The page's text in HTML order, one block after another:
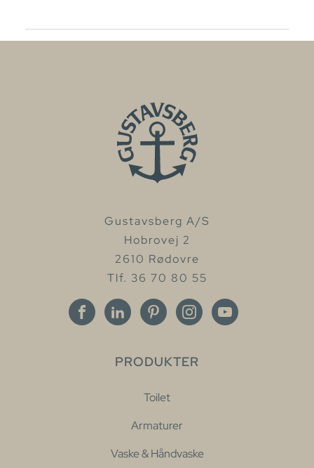
Gustavsberg A/S
Hobrovej 2
2610 Rødovre
Tlf. 36 70 80 55
PRODUKTER
Toilet
Armaturer
Vaske & Håndvaske